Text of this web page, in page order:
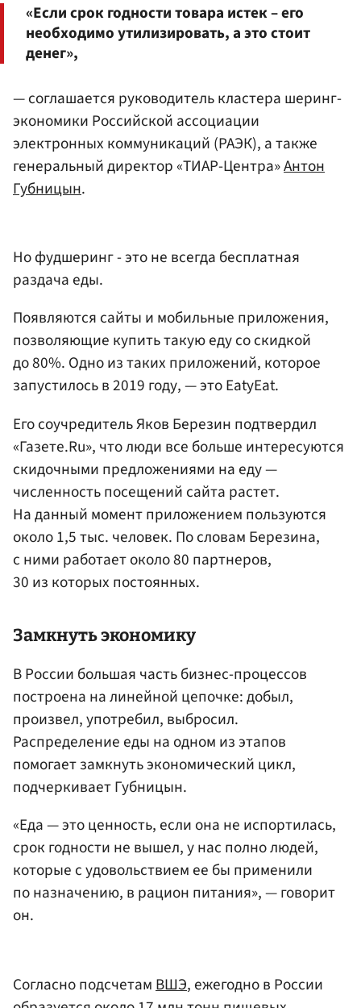
«Если срок годности товара истек – его
необходимо утилизировать, а это стоит
денег»,
— соглашается руководитель кластера шеринг-
экономики Российской ассоциации
электронных коммуникаций (РАЭК), а также
генеральный директор «ТИАР-Центра»Антон
Губницын.
Но фудшеринг - это не всегда бесплатная
раздача еды.
Появляются сайты и мобильные приложения,
позволяющие купить такую еду со скидкой
до 80%. Одно из таких приложений, которое
запустилось в 2019 году, — это EatyEat.
Его соучредитель Яков Березин подтвердил
«Газете.Ru», что люди все больше интересуются
скидочными предложениями на еду —
численность посещений сайта растет.
На данный момент приложением пользуются
около 1,5 тыс. человек. По словам Березина,
с ними работает около 80 партнеров,
30 из которых постоянных.
Замкнуть экономику
В России большая часть бизнес-процессов
построена на линейной цепочке: добыл,
произвел, употребил, выбросил.
Распределение еды на одном из этапов
помогает замкнуть экономический цикл,
подчеркивает Губницын.
«Еда — это ценность, если она не испортилась,
срок годности не вышел, у нас полно людей,
которые с удовольствием ее бы применили
по назначению, в рацион питания», — говорит
он.
Согласно подсчетамВШЭ, ежегодно в России